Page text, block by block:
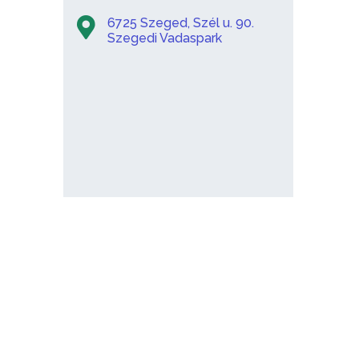
6725 Szeged, Szél u. 90.
Szegedi Vadaspark